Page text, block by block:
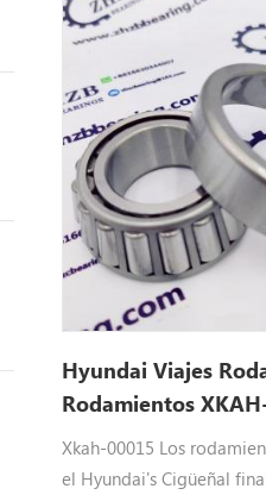
Equipo: Xkah-
aplicar paraR140LC-7,
R160LC7A
Hyundai Viajes
Rodamientos
Xkah00015
Xkah-00015 Los
el Hyundai's Cigüeñal